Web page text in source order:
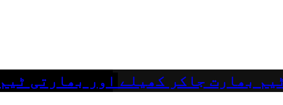
بھارت جاکر کھیلے اور بھارتی